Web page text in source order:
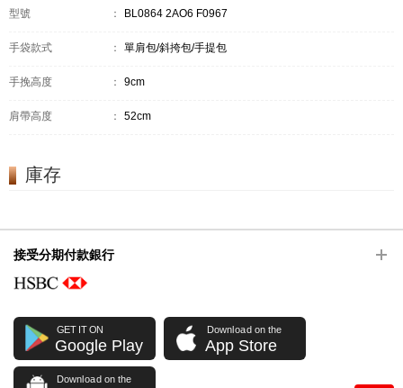
型號 ： BL0864 2AO6 F0967
手袋款式 ： 單肩包/斜挎包/手提包
手挽高度 ： 9cm
肩帶高度 ： 52cm
庫存
接受分期付款銀行
GET IT ON
Google Play
Download on the
App Store
Download on the